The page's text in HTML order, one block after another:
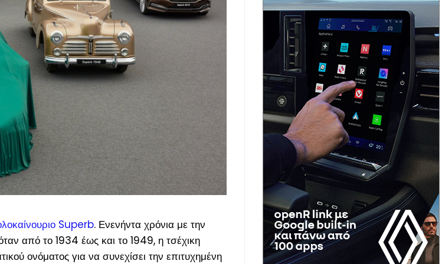
Superb. Ενενήντα χρόνια με την
από το 1934 έως και το 1949, η τσέχικη
ονόματος για να συνεχίσει την επιτυχημένη